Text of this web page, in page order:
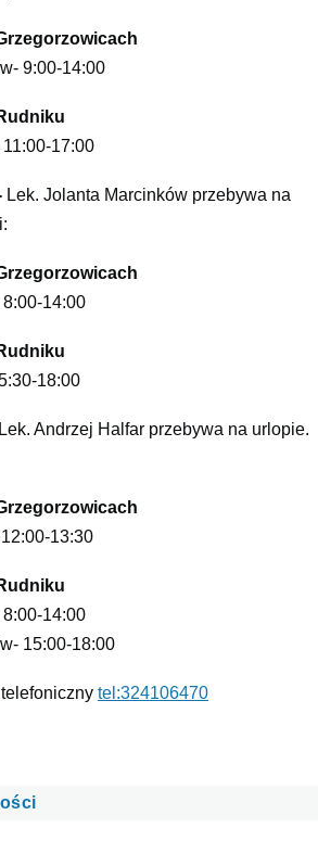
9:00-14:00
17:00
Lek. Jolanta Marcinków przebywa na
8:00-14:00
18:00
Lek. Andrzej Halfar przebywa na urlopie.
13:30
8:00-14:00
15:00-18:00
tel:324106470